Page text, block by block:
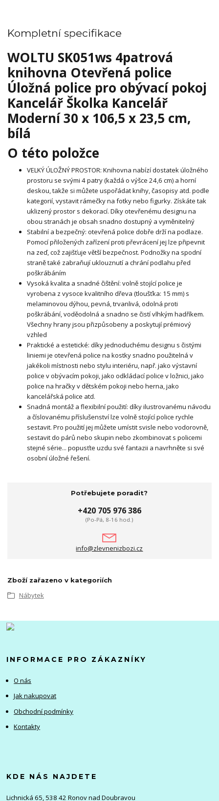
Kompletní specifikace
WOLTU SK051ws 4patrová
knihovna Otevřená police
Úložná police pro obývací pokoj
Kancelář Školka Kancelář
Moderní 30 x 106,5 x 23,5 cm,
bílá
O této položce
VELKÝ ÚLOŽNÝ PROSTOR: Knihovna nabízí dostatek úložného
prostoru se svými 4 patry (každá o výšce 24,6 cm) a horní
deskou, takže si můžete uspořádat knihy, časopisy atd. podle
kategorií, vystavit rámečky na fotky nebo figurky. Získáte tak
uklizený prostor s dekorací. Díky otevřenému designu na
obou stranách je obsah snadno dostupný a vyměnitelný
Stabilní a bezpečný: otevřená police dobře drží na podlaze.
Pomocí přiložených zařízení proti převrácení jej lze připevnit
na zeď, což zajišťuje větší bezpečnost. Podnožky na spodní
straně také zabraňují uklouznutí a chrání podlahu před
poškrábáním
Vysoká kvalita a snadné čištění: volně stojící police je
vyrobena z vysoce kvalitního dřeva (tloušťka: 15 mm) s
melaminovou dýhou, pevná, trvanlivá, odolná proti
poškrábání, voděodolná a snadno se čistí vlhkým hadříkem.
Všechny hrany jsou přizpůsobeny a poskytují prémiový
vzhled
Praktické a estetické: díky jednoduchému designu s čistými
liniemi je otevřená police na kostky snadno použitelná v
jakékoli místnosti nebo stylu interiéru, např. jako výstavní
police v obývacím pokoji, jako odkládací police v ložnici, jako
police na hračky v dětském pokoji nebo herna, jako
kancelářská police atd.
Snadná montáž a flexibilní použití: díky ilustrovanému návodu
a číslovanému příslušenství lze volně stojící police rychle
sestavit. Pro použití jej můžete umístit svisle nebo vodorovně,
sestavit do párů nebo skupin nebo zkombinovat s policemi
stejné série... popusťte uzdu své fantazii a navrhněte si své
osobní úložné řešení.
Potřebujete poradit?
+420 705 976 386
(Po-Pá, 8-16 hod.)
info@zlevnenizbozi.cz
Zboží zařazeno v kategoriích
Nábytek
INFORMACE PRO ZÁKAZNÍKY
O nás
Jak nakupovat
Obchodní podmínky
Kontakty
KDE NÁS NAJDETE
Lichnická 65, 538 42 Ronov nad Doubravou